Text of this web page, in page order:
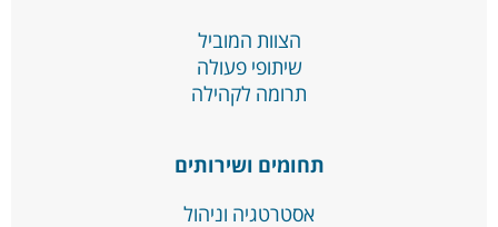
הצוות המוביל
שיתופי פעולה
תרומה לקהילה
תחומים ושירותים
אסטרטגיה וניהול